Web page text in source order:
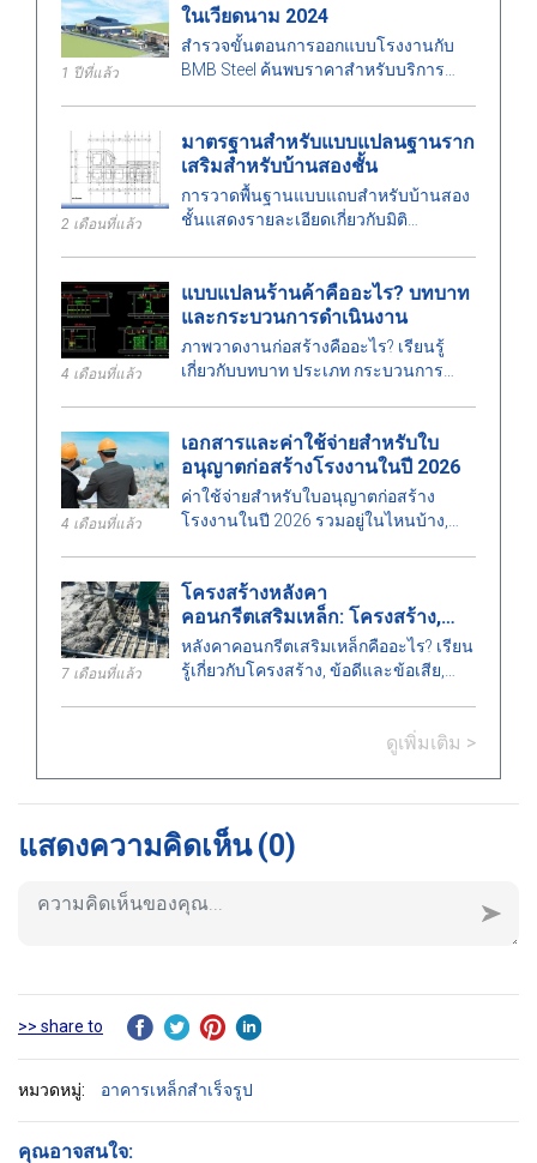
1 ปีที่แล้ว
ในเวียดนาม 2024
สำรวจขั้นตอนการออกแบบโรงงานกับ
BMB Steel ค้นพบราคาสำหรับบริการ
คุณภาพสูง
2 เดือนที่แล้ว
มาตรฐานสำหรับแบบแปลนฐานราก
เสริมสำหรับบ้านสองชั้น
การวาดพื้นฐานแบบแถบสำหรับบ้านสอง
ชั้นแสดงรายละเอียดเกี่ยวกับมิติ
ปลอดภัย
4 เดือนที่แล้ว
แบบแปลนร้านค้าคืออะไร? บทบาท
และกระบวนการดำเนินงาน
ภาพวาดงานก่อสร้างคืออะไร? เรียนรู้
เกี่ยวกับบทบาท ประเภท กระบวนการ
งานก่อสร้าง.
4 เดือนที่แล้ว
เอกสารและค่าใช้จ่ายสำหรับใบ
อนุญาตก่อสร้างโรงงานในปี 2026
ค่าใช้จ่ายสำหรับใบอนุญาตก่อสร้าง
โรงงานในปี 2026 รวมอยู่ในไหนบ้าง,
งานใดที่ออกใบอนุญาต? ค้นหาคำตอบ
ได้ที่นี่.
7 เดือนที่แล้ว
โครงสร้างหลังคา
คอนกรีตเสริมเหล็ก: โครงสร้าง,
ประเภท, ข้อดีและข้อเสีย
หลังคาคอนกรีตเสริมเหล็กคืออะไร? เรียน
รู้เกี่ยวกับโครงสร้าง, ข้อดีและข้อเสีย,
ดูเพิ่มเติม >
แสดงความคิดเห็น (0)
>> share to
หมวดหมู่: อาคารเหล็กสำเร็จรูป
คุณอาจสนใจ: